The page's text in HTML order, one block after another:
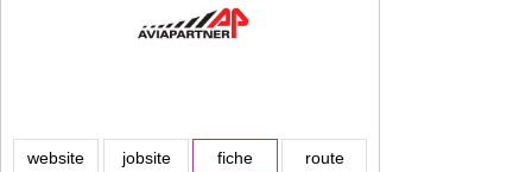
website jobsite fiche route